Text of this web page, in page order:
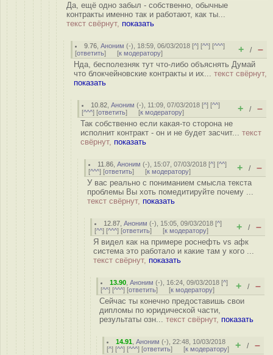
Да, ещё одно забыл - собственно, обычные
контракты именно так и работают, как ты...
текст свёрнут, показать
9.76 ,Аноним (-), 18:59, 06/03/2018 [^] [^^] [^^^]
[ответить] [к модератору] + / –
Нда, бесполезняк тут что-либо объяснять Думай
что блокчейновские контракты и их... текст свёрнут,
показать
10.82 ,Аноним (-), 11:09, 07/03/2018 [^] [^^]
[^^^] [ответить] [к модератору] + / –
Так собственно если какая-то сторона не
исполнит контракт - он и не будет засчит... текст
свёрнут, показать
11.86 ,Аноним (-), 15:07, 07/03/2018 [^] [^^]
[^^^] [ответить] [к модератору] + / –
У вас реально с пониманием смысла текста
проблемы Вы хоть помедитируйте почему ...
текст свёрнут, показать
12.87 ,Аноним (-), 15:05, 09/03/2018 [^]
[^^] [^^^] [ответить] [к модератору] + / –
Я видел как на примере роснефть vs афк
система это работало и какие там у кого ...
текст свёрнут, показать
13.90 ,Аноним (-), 16:24, 09/03/2018 [^]
[^^] [^^^] [ответить] [к модератору] + / –
Сейчас ты конечно предоставишь свои
дипломы по юридической части,
результаты озн... текст свёрнут, показать
14.91 ,Аноним (-), 22:48, 10/03/2018
[^] [^^] [^^^] [ответить] [к модератору] + / –